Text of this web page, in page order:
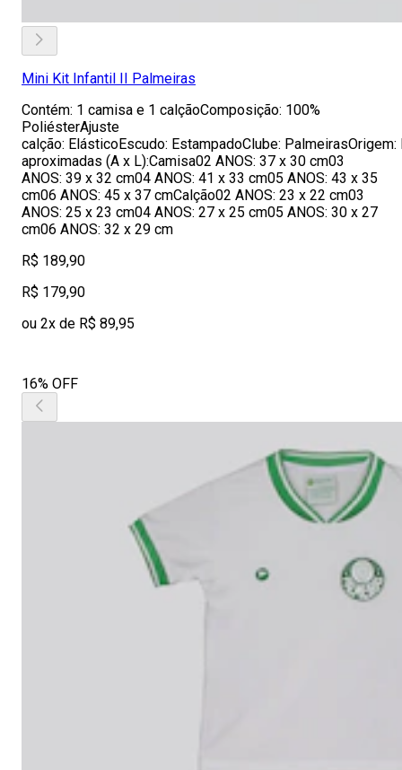
Mini Kit Infantil II Palmeiras
Contém: 1 camisa e 1 calçãoComposição: 100%
PoliésterAjuste
calção: ElásticoEscudo: EstampadoClube:
aproximadas (A x L):Camisa02 ANOS: 37 x 30 cm03
ANOS: 39 x 32 cm04 ANOS: 41 x 33 cm05 ANOS: 43 x 35
cm06 ANOS: 45 x 37 cmCalção02 ANOS: 23 x 22 cm03
ANOS: 25 x 23 cm04 ANOS: 27 x 25 cm05 ANOS: 30 x 27
cm06 ANOS: 32 x 29 cm
R$ 189,90
R$ 179,90
ou 2x de R$ 89,95
16% OFF